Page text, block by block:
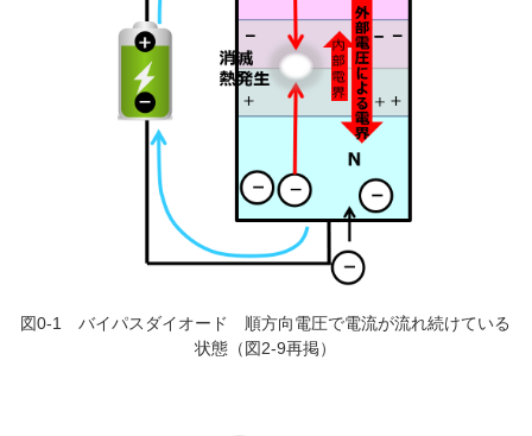
図0-1 バイパスダイオード 順方向電圧で電流が流れ続けている
状態（図2-9再掲）